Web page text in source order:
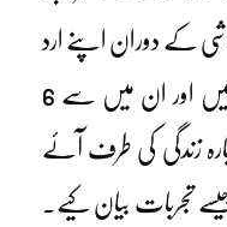
بے ہوشی کے دوران اپنے ارد
گرد ہونے والے تمام واقعات یادہیں اور ان میں سے 6
زندگی کی طرف آئے
تجربات بیان کیے۔